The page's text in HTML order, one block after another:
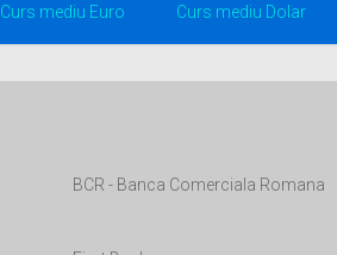
Curs mediu Euro Curs mediu Dolar
BCR - Banca Comerciala Romana